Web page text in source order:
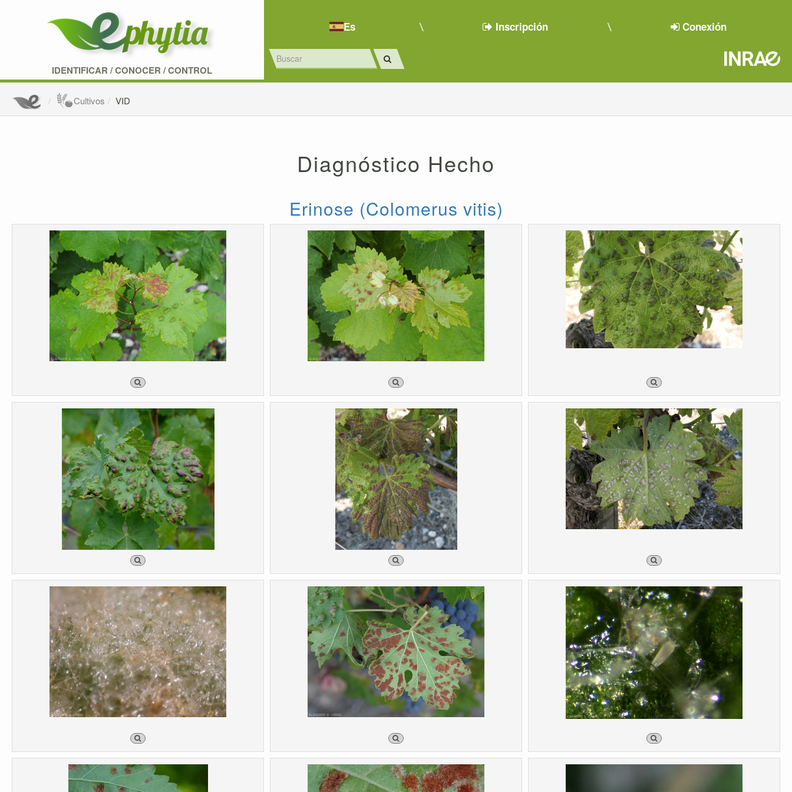
IDENTIFICAR /CONOCER /CONTROL
Es Inscripción Conexión
Cultivos VID
Diagnóstico Hecho
Erinose (Colomerus vitis)